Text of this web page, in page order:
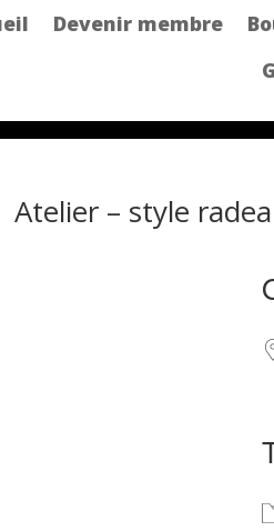
Devenir membre
Atelier – style